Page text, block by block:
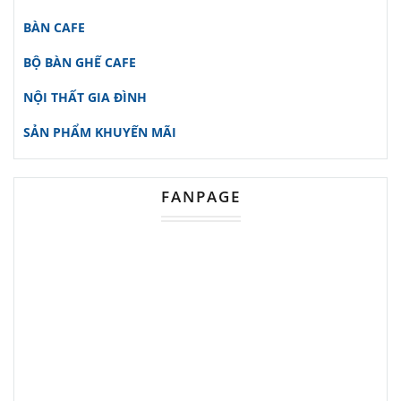
tối đa cho không gian sống của bạn.
Không chỉ đơn thuần là một chiếc
hộc kéo tiện lợi, dễ dàng sắp xếp và
sách, đèn ngủ hay đồ trang trí.
BÀN CAFE
BỘ BÀN GHẾ CAFE
NỘI THẤT GIA ĐÌNH
SẢN PHẨM KHUYẾN MÃI
FANPAGE